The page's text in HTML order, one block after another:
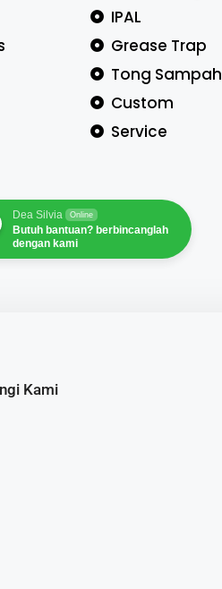
IPAL
Grease Trap
Tong Sampah
Custom
Service
Dea Silvia Online
Butuh bantuan? berbincanglah
dengan kami
Kami